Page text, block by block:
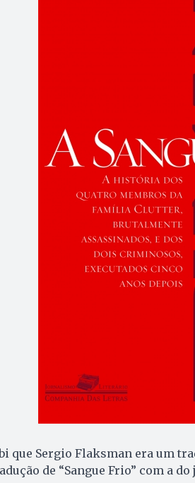
que Sergio Flaksman era um
de “Sangue Frio” com a